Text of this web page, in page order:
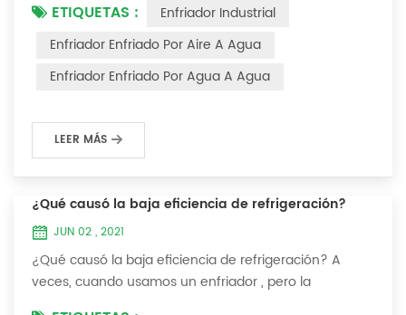
enfriador de agua es un tipo de equipo de
enfriamiento de agua, que puede proporcionar un
equipo de enfriamiento de temperatura constante,
corriente constante y presión constante. El principio
ETIQUETAS :
Enfriador Industrial
Enfriador Enfriado Por Aire A Agua
Enfriador Enfriado Por Agua A Agua
LEER MÁS
¿Qué causó la baja eficiencia de refrigeración?
JUN 02 , 2021
¿Qué causó la baja eficiencia de refrigeración? A
veces, cuando usamos un enfriador , pero la